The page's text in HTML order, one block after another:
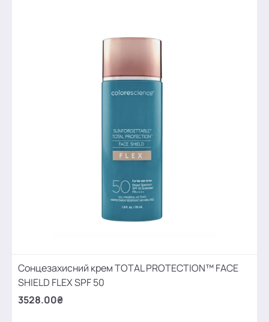
Сонцезахисний крем TOTAL PROTECTION™ FACE
SHIELD FLEX SPF 50
3528.00₴